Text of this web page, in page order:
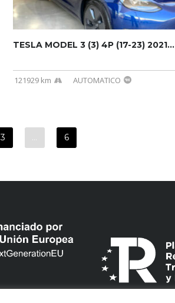
TESLA MODEL 3 (3) 4P (17-23) 2021...
121929 km AUTOMATICO
3 … 6